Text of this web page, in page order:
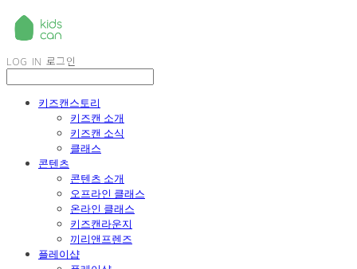
LOG IN 로그인
키즈캔스토리
키즈캔 소개
키즈캔 소식
클래스
콘텐츠
콘텐츠 소개
오프라인 클래스
온라인 클래스
키즈캔라운지
끼리앤프렌즈
플레이샵